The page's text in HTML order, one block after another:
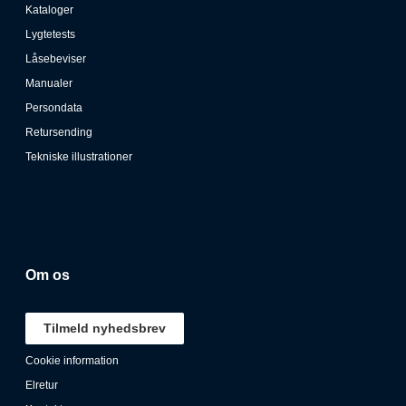
Kataloger
Lygtetests
Låsebeviser
Manualer
Persondata
Retursending
Tekniske illustrationer
Om os
Tilmeld nyhedsbrev
Cookie information
Elretur